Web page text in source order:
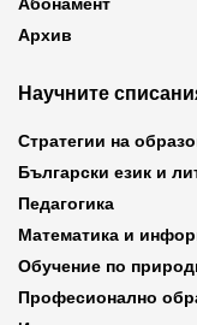
Архив
Научните
Стратегии на
Български език и
Педагогика
Математика и
Обучение по
Професионално